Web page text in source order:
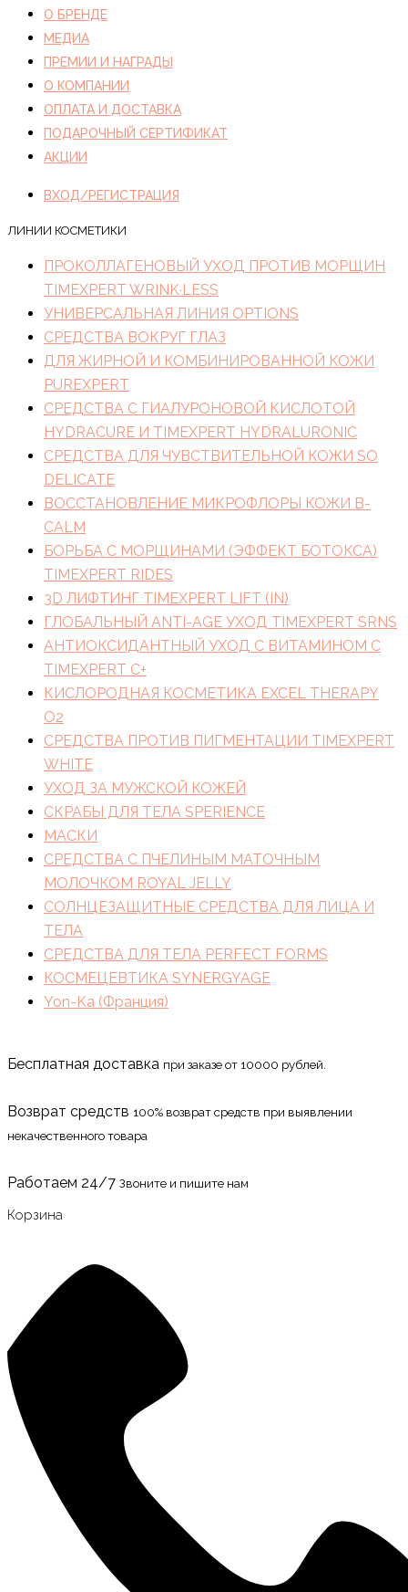
О БРЕНДЕ
МЕДИА
ПРЕМИИ И НАГРАДЫ
О КОМПАНИИ
ОПЛАТА И ДОСТАВКА
ПОДАРОЧНЫЙ СЕРТИФИКАТ
АКЦИИ
ВХОД/РЕГИСТРАЦИЯ
ЛИНИИ КОСМЕТИКИ
ПРОКОЛЛАГЕНОВЫЙ УХОД ПРОТИВ МОРЩИН
TIMEXPERT WRINK·LESS
УНИВЕРСАЛЬНАЯ ЛИНИЯ OPTIONS
СРЕДСТВА ВОКРУГ ГЛАЗ
ДЛЯ ЖИРНОЙ И КОМБИНИРОВАННОЙ КОЖИ
PUREXPERT
СРЕДСТВА С ГИАЛУРОНОВОЙ КИСЛОТОЙ
HYDRACURE И TIMEXPERT HYDRALURONIC
СРЕДСТВА ДЛЯ ЧУВСТВИТЕЛЬНОЙ КОЖИ SO
DELICATE
ВОССТАНОВЛЕНИЕ МИКРОФЛОРЫ КОЖИ B-
CALM
БОРЬБА С МОРЩИНАМИ (ЭФФЕКТ БОТОКСА)
TIMEXPERT RIDES
3D ЛИФТИНГ TIMEXPERT LIFT (IN)
ГЛОБАЛЬНЫЙ ANTI-AGE УХОД TIMEXPERT SRNS
АНТИОКСИДАНТНЫЙ УХОД С ВИТАМИНОМ C
TIMEXPERT C+
КИСЛОРОДНАЯ КОСМЕТИКА EXCEL THERAPY
O2
СРЕДСТВА ПРОТИВ ПИГМЕНТАЦИИ TIMEXPERT
WHITE
УХОД ЗА МУЖСКОЙ КОЖЕЙ
СКРАБЫ ДЛЯ ТЕЛА SPERIENCE
МАСКИ
СРЕДСТВА С ПЧЕЛИНЫМ МАТОЧНЫМ
МОЛОЧКОМ ROYAL JELLY
СОЛНЦЕЗАЩИТНЫЕ СРЕДСТВА ДЛЯ ЛИЦА И
ТЕЛА
СРЕДСТВА ДЛЯ ТЕЛА PERFECT FORMS
КОСМЕЦЕВТИКА SYNERGYAGE
Yon-Ka (Франция)
Бесплатная доставка при заказе от 10000 рублей.
Возврат средств 100% возврат средств при выявлении
некачественного товара
Работаем 24/7 Звоните и пишите нам
Корзина